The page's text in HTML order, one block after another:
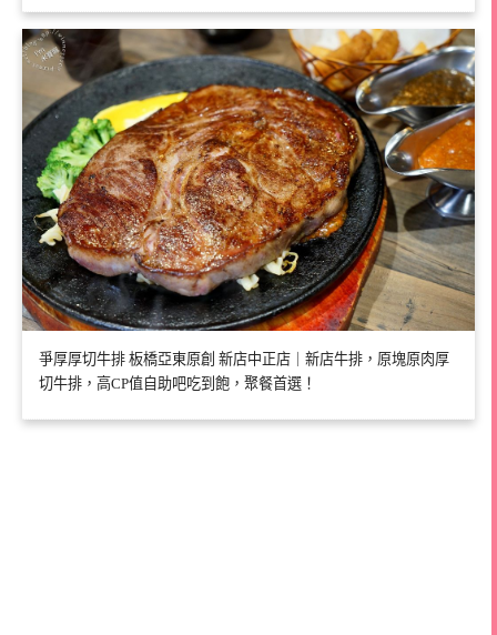
爭厚厚切牛排 板橋亞東原創 新店中正店｜新店牛排，原塊原肉厚
切牛排，高CP值自助吧吃到飽，聚餐首選！